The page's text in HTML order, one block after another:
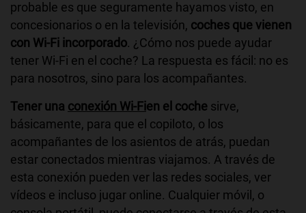
probable es que seguramente hayamos visto, en
concesionarios o en la televisión, coches que vienen
con Wi-Fi incorporado. ¿Cómo nos puede ayudar
tener Wi-Fi en el coche? La respuesta es fácil: no es
para nosotros, sino para los acompañantes.
Tener una conexión Wi-Fien el coche sirve,
básicamente, para que el copiloto, o los
acompañantes de los asientos de atrás, puedan
estar conectados mientras viajamos. A través de
esta conexión pueden ver las redes sociales, ver
vídeos e incluso jugar online. Cualquier móvil, o